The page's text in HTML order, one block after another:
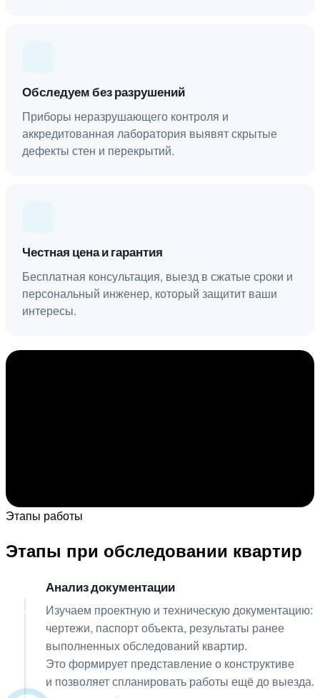
Обследуем без разрушений
Приборы неразрушающего контроля и
аккредитованная лаборатория выявят скрытые
дефекты стен и перекрытий.
Честная цена и гарантия
Бесплатная консультация, выезд в сжатые сроки и
персональный инженер, который защитит ваши
интересы.
Этапы работы
Этапы при обследовании квартир
Анализ документации
Изучаем проектную и техническую документацию:
чертежи, паспорт объекта, результаты ранее
выполненных обследований квартир.
Это формирует представление о конструктиве
и позволяет спланировать работы ещё до выезда.